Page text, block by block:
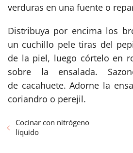
verduras en una fuente o
Distribuya por encima los
un cuchillo pele tiras del
de la piel, luego córtelo en
sobre la ensalada.
de cacahuete. Adorne la
coriandro o perejil.
Cocinar con nitrógeno
líquido